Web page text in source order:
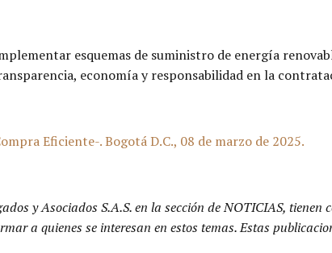
esquemas de suministro de energía
economía y responsabilidad en la
Eficiente-. Bogotá D.C., 08 de marzo de 2025.
y Asociados S.A.S. en la sección de NOTICIAS,
a quienes se interesan en estos temas. Estas